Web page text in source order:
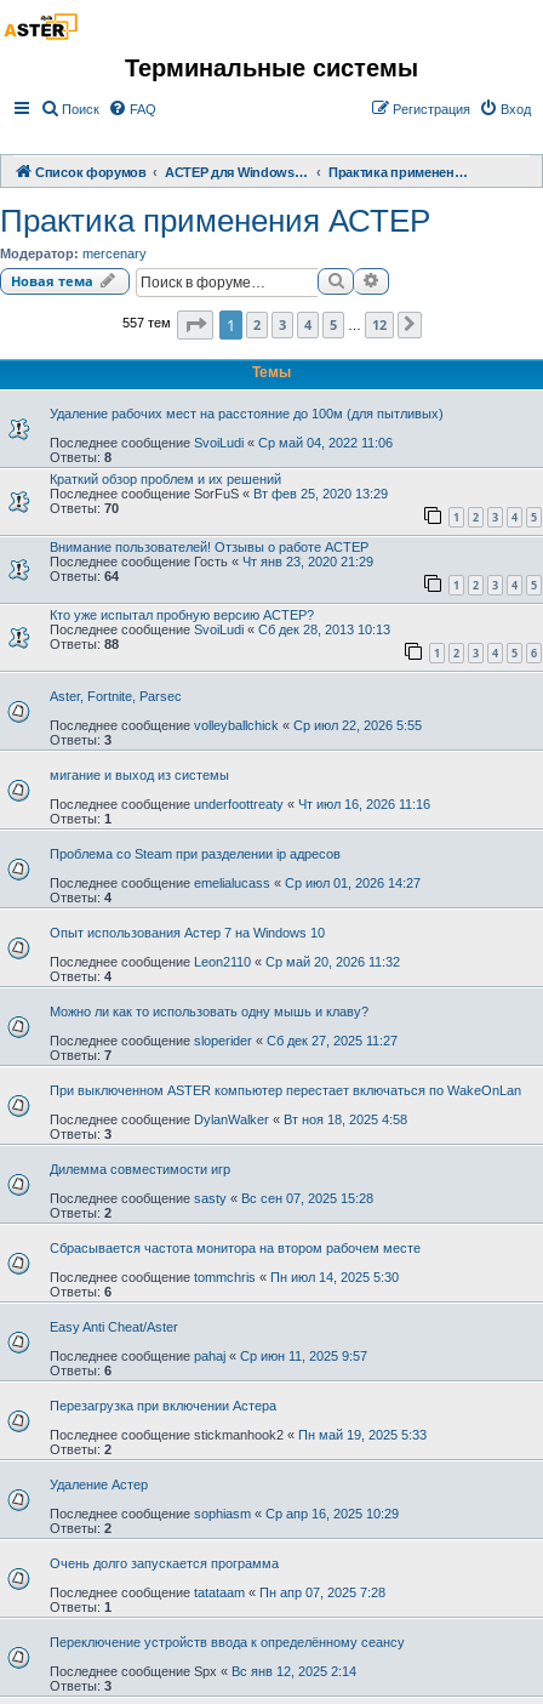
Терминальные системы
Поиск FAQ Вход
Регистрация
Список форумов АСТЕР для Windows 2000/XP/ 7/ 8/ 10 Практика применения АСТЕР
Практика применения АСТЕР
Модератор: mercenary
Новая тема ПоискРасширенный поиск
557 тем Страница1 из
1 2 3 4 5 12
Темы
Удаление рабочих мест на расстояние до 100м (для пытливых)
Последнее сообщение SvoiLudi « Ср май 04, 2022 11:06
Ответы: 8
Краткий обзор проблем и их решений
Последнее сообщение SorFuS « Вт фев 25, 2020 13:29
Ответы: 70
1 2 3 4 5
Внимание пользователей! Отзывы о работе АСТЕР
Последнее сообщение Гость « Чт янв 23, 2020 21:29
Ответы: 64
1 2 3 4 5
Кто уже испытал пробную версию АСТЕР?
Последнее сообщение SvoiLudi « Сб дек 28, 2013 10:13
Ответы: 88
1 2 3 4 5 6
Aster, Fortnite, Parsec
Последнее сообщение volleyballchick « Ср июл 22, 2026 5:55
Ответы: 3
мигание и выход из системы
Последнее сообщение underfoottreaty « Чт июл 16, 2026 11:16
Ответы: 1
Проблема со Steam при разделении ip адресов
Последнее сообщение emelialucass « Ср июл 01, 2026 14:27
Ответы: 4
Опыт использования Астер 7 на Windows 10
Последнее сообщение Leon2110 « Ср май 20, 2026 11:32
Ответы: 4
Можно ли как то использовать одну мышь и клаву?
Последнее сообщение sloperider « Сб дек 27, 2025 11:27
Ответы: 7
При выключенном ASTER компьютер перестает включаться по WakeOnLan
Последнее сообщение DylanWalker « Вт ноя 18, 2025 4:58
Ответы: 3
Дилемма совместимости игр
Последнее сообщение sasty « Вс сен 07, 2025 15:28
Ответы: 2
Сбрасывается частота монитора на втором рабочем месте
Последнее сообщение tommchris « Пн июл 14, 2025 5:30
Ответы: 6
Easy Anti Cheat/Aster⁠⁠
Последнее сообщение pahaj « Ср июн 11, 2025 9:57
Ответы: 6
Перезагрузка при включении Астера
Последнее сообщение stickmanhook2 « Пн май 19, 2025 5:33
Ответы: 2
Удаление Астер
Последнее сообщение sophiasm « Ср апр 16, 2025 10:29
Ответы: 2
Очень долго запускается программа
Последнее сообщение tatataam « Пн апр 07, 2025 7:28
Ответы: 1
Переключение устройств ввода к определённому сеансу
Последнее сообщение Spx « Вс янв 12, 2025 2:14
Ответы: 3